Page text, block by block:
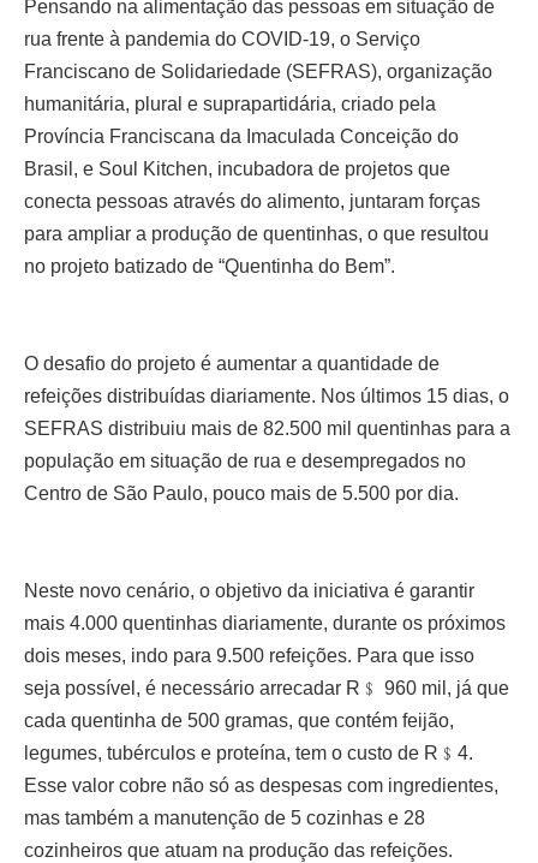
Pensando na alimentação das pessoas em situação de
rua frente à pandemia do COVID-19, o Serviço
Franciscano de Solidariedade (SEFRAS), organização
humanitária, plural e suprapartidária, criado pela
Província Franciscana da Imaculada Conceição do
Brasil, e Soul Kitchen, incubadora de projetos que
conecta pessoas através do alimento, juntaram forças
para ampliar a produção de quentinhas, o que resultou
no projeto batizado de “Quentinha do Bem”.
O desafio do projeto é aumentar a quantidade de
refeições distribuídas diariamente. Nos últimos 15 dias, o
SEFRAS distribuiu mais de 82.500 mil quentinhas para a
população em situação de rua e desempregados no
Centro de São Paulo, pouco mais de 5.500 por dia.
Neste novo cenário, o objetivo da iniciativa é garantir
mais 4.000 quentinhas diariamente, durante os próximos
dois meses, indo para 9.500 refeições. Para que isso
seja possível, é necessário arrecadar R﹩ 960 mil, já que
cada quentinha de 500 gramas, que contém feijão,
legumes, tubérculos e proteína, tem o custo de R﹩4.
Esse valor cobre não só as despesas com ingredientes,
mas também a manutenção de 5 cozinhas e 28
cozinheiros que atuam na produção das refeições.